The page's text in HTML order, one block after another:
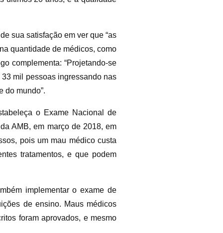
sua satisfação em ver que “as
quantidade de médicos, como
complementa: “Projetando-se
mil pessoas ingressando nas
do mundo”.
o Exame Nacional de
AMB, em março de 2018, em
pois um mau médico custa
tratamentos, e que podem
implementar o exame de
de ensino. Maus médicos
foram aprovados, e mesmo